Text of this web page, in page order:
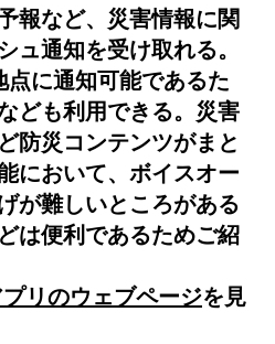
報など、災害情報に関
ュ通知を受け取れる。
に通知可能であるた
ども利用できる。災害
防災コンテンツがまと
において、ボイスオー
が難しいところがある
は便利であるためご紹
リのウェブページを見